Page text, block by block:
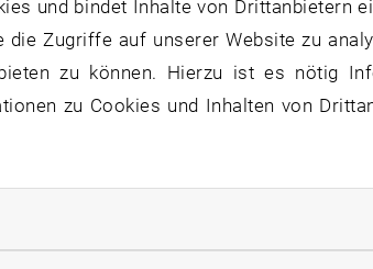
Bibliothek gibt es eine Vielzahl von
eine Journal-Hosting-Plattform
Viertelstunde zeigen, welche
und bindet Inhalte von Drittanbietern
Zugriffe auf unserer Website zu
zu können. Hierzu ist es nötig
zu Cookies und Inhalten von